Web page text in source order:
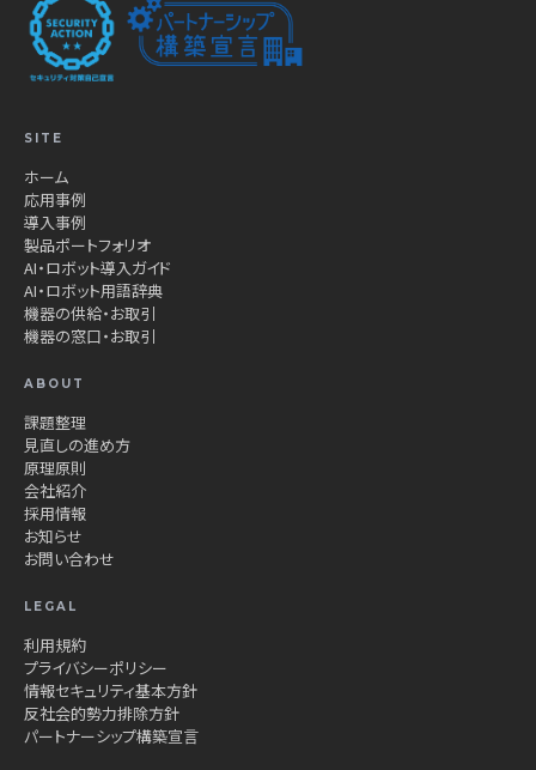
SITE
ホーム
応用事例
導入事例
製品ポートフォリオ
AI・ロボット導入ガイド
AI・ロボット用語辞典
機器の供給・お取引
機器の窓口・お取引
ABOUT
課題整理
見直しの進め方
原理原則
会社紹介
採用情報
お知らせ
お問い合わせ
LEGAL
利用規約
プライバシーポリシー
情報セキュリティ基本方針
反社会的勢力排除方針
パートナーシップ構築宣言